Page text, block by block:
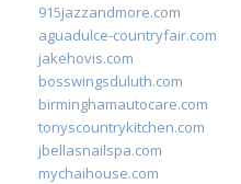
915jazzandmore.com
aguadulce-countryfair.com
jakehovis.com
bosswingsduluth.com
birminghamautocare.com
tonyscountrykitchen.com
jbellasnailspa.com
mychaihouse.com